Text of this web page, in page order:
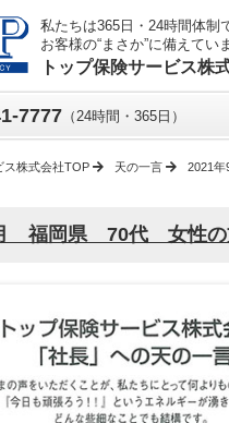
私たちは365日・24時間体制
お客様の“まさか”に備えてい
トップ保険サービス株
7777 （24時間・365日）
ス株式会社TOP 天の一言 2021
福岡県 70代 女性の